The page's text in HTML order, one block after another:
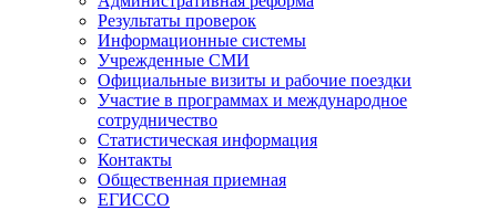
Результаты проверок
Информационные системы
Учрежденные СМИ
Официальные визиты и рабочие поездки
Участие в программах и международное
сотрудничество
Статистическая информация
Контакты
Общественная приемная
ЕГИССО